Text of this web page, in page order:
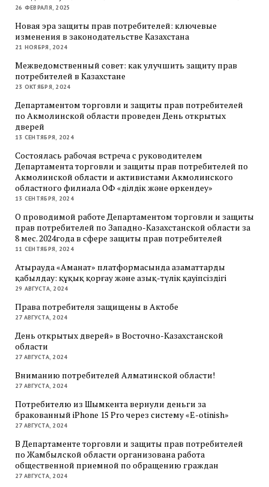
26 ФЕВРАЛЯ, 2025
Новая эра защиты прав потребителей: ключевые
изменения в законодательстве Казахстана
21 НОЯБРЯ, 2024
Межведомственный совет: как улучшить защиту прав
потребителей в Казахстане
23 ОКТЯБРЯ, 2024
Департаментом торговли и защиты прав потребителей
по Акмолинской области проведен День открытых
дверей
13 СЕНТЯБРЯ, 2024
Состоялась рабочая встреча с руководителем
Департамента торговли и защиты прав потребителей по
Акмолинской области и активистами Акмолинского
областного филиала ОФ «Әділдік және өркендеу»
13 СЕНТЯБРЯ, 2024
О проводимой работе Департаментом торговли и защиты
прав потребителей по Западно-Казахстанской области за
8 мес. 2024года в сфере защиты прав потребителей
11 СЕНТЯБРЯ, 2024
Атырауда «Аманат» платформасында азаматтарды
қабылдау: құқық қорғау және азық-түлік қауіпсіздігі
29 АВГУСТА, 2024
Права потребителя защищены в Актобе
27 АВГУСТА, 2024
День открытых дверей» в Восточно-Казахстанской
области
27 АВГУСТА, 2024
Вниманию потребителей Алматинской области!
27 АВГУСТА, 2024
Потребителю из Шымкента вернули деньги за
бракованный iPhone 15 Pro через систему «E-otinish»
27 АВГУСТА, 2024
В Департаменте торговли и защиты прав потребителей
по Жамбылской области организована работа
общественной приемной по обращению граждан
27 АВГУСТА, 2024